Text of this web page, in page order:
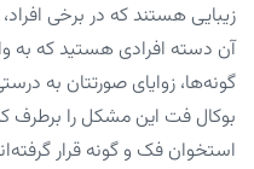
زیبایی هستند که در برخی
آن دسته افرادی هستید که به
گونه‌ها، زوایای صورتتان به
بوکال فت این مشکل را برطرف
استخوان فک و گونه قرار